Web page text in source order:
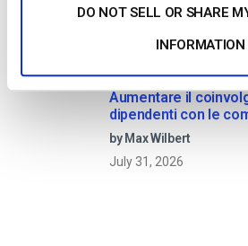
DO NOT SELL OR SHARE
INFORMATION
August 4, 2026
Aumentare il
dipendenti con le
aziendali in live
by Max Wilbert
July 31, 2026